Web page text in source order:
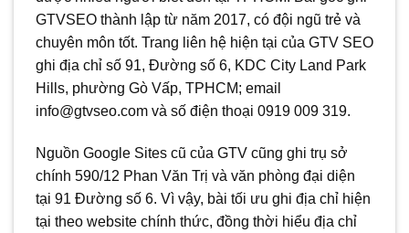
GTVSEO thành lập từ năm 2017, có đội ngũ trẻ và
chuyên môn tốt. Trang liên hệ hiện tại của GTV SEO
ghi địa chỉ số 91, Đường số 6, KDC City Land Park
Hills, phường Gò Vấp, TPHCM; email
info@gtvseo.com và số điện thoại 0919 009 319.
Nguồn Google Sites cũ của GTV cũng ghi trụ sở
chính 590/12 Phan Văn Trị và văn phòng đại diện
tại 91 Đường số 6. Vì vậy, bài tối ưu ghi địa chỉ hiện
tại theo website chính thức, đồng thời hiểu địa chỉ